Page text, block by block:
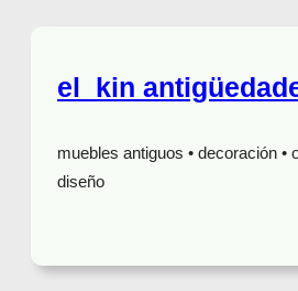
el_kin
muebles antiguos • decoración •
diseño